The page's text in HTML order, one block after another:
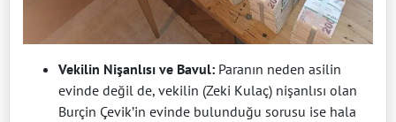
Vekilin Nişanlısı ve Bavul: Paranın neden asilin
evinde değil de, vekilin (Zeki Kulaç) nişanlısı olan
Burçin Çevik’in evinde bulunduğu sorusu ise hala